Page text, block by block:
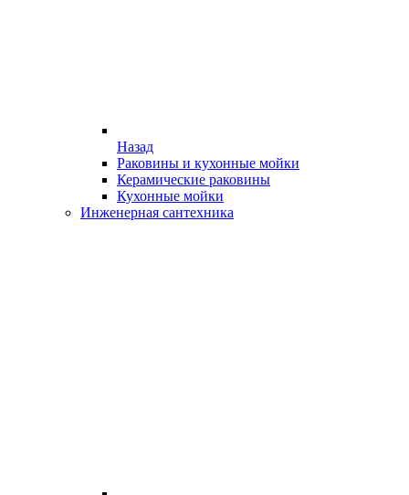
Назад
Раковины и кухонные мойки
Керамические раковины
Кухонные мойки
Инженерная сантехника